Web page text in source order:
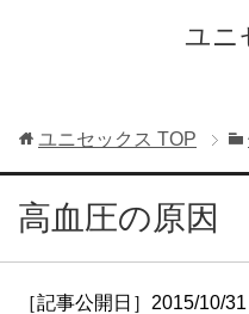
ユニ
ユニセックス TOP
高血圧の原因
［記事公開日］2015/10/31